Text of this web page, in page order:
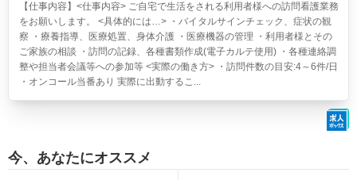
【仕事内容】<仕事内容> ご自宅で生活をされる利用者様への訪問看護業務
をお願いします。 <具体的には…> ・バイタルサインチェック、症状の観
察 ・療養指導、医療処置、身体介護 ・医療機器の管理 ・利用者様とその
ご家族の相談 ・訪問の記録、各種書類作成(電子カルテ使用) ・各種連絡調
整や担当者会議等への参加等 <実際の働き方> ・訪問件数の目安:4～6件/日
・オンコール当番あり 実際に出動するこ...
今、あなたにオススメ